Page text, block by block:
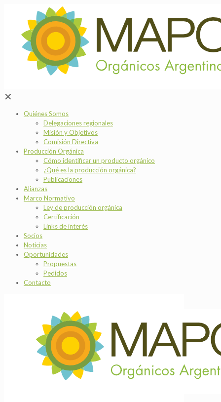
✕
Quiénes Somos
Delegaciones regionales
Misión y Objetivos
Comisión Directiva
Producción Orgánica
Cómo identificar un producto orgánico
¿Qué es la producción orgánica?
Publicaciones
Alianzas
Marco Normativo
Ley de producción orgánica
Certificación
Links de interés
Socios
Noticias
Oportunidades
Propuestas
Pedidos
Contacto